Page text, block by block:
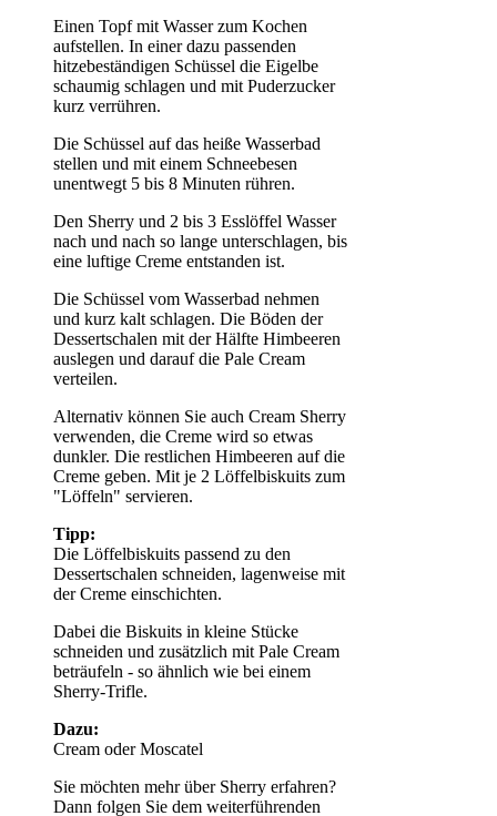
Einen Topf mit Wasser zum Kochen
aufstellen. In einer dazu passenden
hitzebeständigen Schüssel die Eigelbe
schaumig schlagen und mit Puderzucker
kurz verrühren.
Die Schüssel auf das heiße Wasserbad
stellen und mit einem Schneebesen
unentwegt 5 bis 8 Minuten rühren.
Den Sherry und 2 bis 3 Esslöffel Wasser
nach und nach so lange unterschlagen, bis
eine luftige Creme entstanden ist.
Die Schüssel vom Wasserbad nehmen
und kurz kalt schlagen. Die Böden der
Dessertschalen mit der Hälfte Himbeeren
auslegen und darauf die Pale Cream
verteilen.
Alternativ können Sie auch Cream Sherry
verwenden, die Creme wird so etwas
dunkler. Die restlichen Himbeeren auf die
Creme geben. Mit je 2 Löffelbiskuits zum
"Löffeln" servieren.
Tipp:
Die Löffelbiskuits passend zu den
Dessertschalen schneiden, lagenweise mit
der Creme einschichten.
Dabei die Biskuits in kleine Stücke
schneiden und zusätzlich mit Pale Cream
beträufeln - so ähnlich wie bei einem
Sherry-Trifle.
Dazu:
Cream oder Moscatel
Sie möchten mehr über Sherry erfahren?
Dann folgen Sie dem weiterführenden